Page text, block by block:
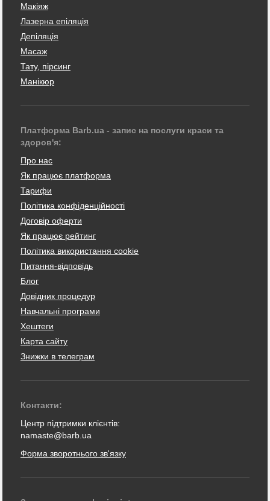
Макіяж
Лазерна епіляція
Депіляція
Масаж
Тату, пірсинг
Манікюр
Платформа Barb.ua - запис на послуги краси та
здоров'я:
Про нас
Як працює платформа
Тарифи
Політика конфіденційності
Договір оферти
Як працює рейтинг
Політика використання cookie
Питання-відповідь
Блог
Довідник процедур
Навчальні програми
Хештеги
Карта сайту
Знижки в телеграм
Контакти:
Центр підтримки клієнтів:
namaste@barb.ua
Форма зворотнього зв'язку